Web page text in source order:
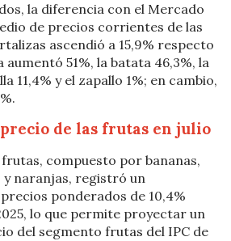
la diferencia con el Mercado
de precios corrientes de las
ascendió a 15,9% respecto
aumentó 51%, la batata 46,3%, la
11,4% y el zapallo 1%; en cambio,
de las frutas en julio
compuesto por bananas,
y naranjas, registró un
ponderados de 10,4%
lo que permite proyectar un
del segmento frutas del IPC de